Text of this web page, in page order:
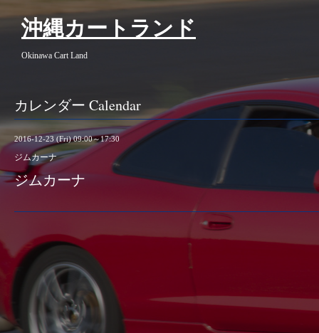
沖縄カートランド
Okinawa Cart Land
カレンダー Calendar
2016-12-23 (Fri) 09:00～17:30
ジムカーナ
ジムカーナ